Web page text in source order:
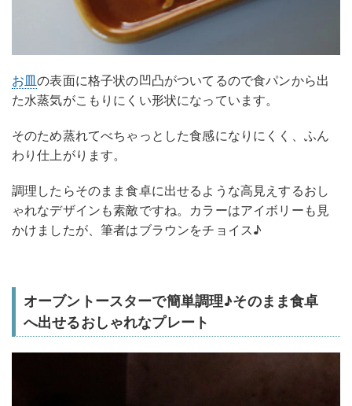
お皿の表面に格子状の凹凸がついてるので食パンから出
た水蒸気がこもりにくい形状になっています。
そのため蒸れてべちゃっとした食感になりにくく、ふん
わり仕上がります。
調理したらそのまま食卓に出せるような高見えするおし
ゃれなデザインも素敵ですね。カラーはアイボリーも見
かけましたが、筆者はブラウンをチョイス♪
オーブントースターで簡単調理♪そのまま食卓
へ出せるおしゃれなプレート